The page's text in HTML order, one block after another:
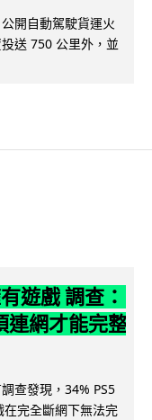
開自動駕駛貨運火
送 750 公里外，並
遊戲 調查：
網才能完整
查發現，34% PS5
完全斷網下無法完